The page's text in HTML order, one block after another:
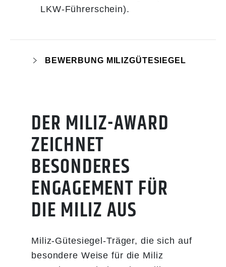
LKW-Führerschein).
BEWERBUNG MILIZGÜTESIEGEL
Organisationen und Hochschulen
bewerben.
Bewerbungsformular
Füllen Sie bitte das Formular aus
und senden Sie es an
Bitte achten Sie darauf, dass Ihre
DER MILIZ-AWARD
ZEICHNET
BESONDERES
ENGAGEMENT FÜR
DIE MILIZ AUS
Miliz-Gütesiegel-Träger, die sich auf
besondere Weise für die Miliz